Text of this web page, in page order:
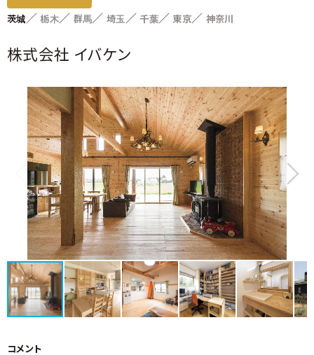
工務店サポート 優良工務店一覧
各種制度のご紹介
新築をお考えの方 リフォームをお考えの方
融資利用をお考えの方 設備をお考えの方
＞木造住宅／木造建築事例
＞注文住宅
茨城 栃木 群馬 埼玉 千葉 東京 神奈川
株式会社 イバケン
コメント